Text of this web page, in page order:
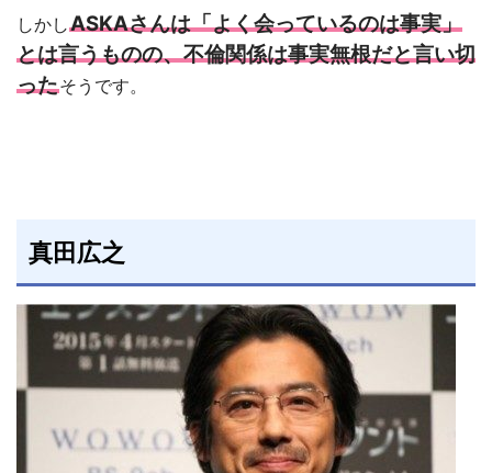
しかしASKAさんは「よく会っているのは事実」
とは言うものの、不倫関係は事実無根だと言い切
ったそうです。
真田広之